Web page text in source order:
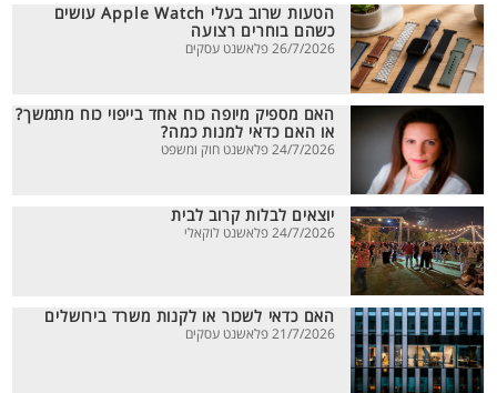
הטעות שרוב בעלי Apple Watch עושים
כשהם בוחרים רצועה
26/7/2026 פלאשנט עסקים
האם מספיק מיופה כוח אחד בייפוי כוח מתמשך?
או האם כדאי למנות כמה?
24/7/2026 פלאשנט חוק ומשפט
יוצאים לבלות קרוב לבית
24/7/2026 פלאשנט לוקאלי
האם כדאי לשכור או לקנות משרד בירושלים
21/7/2026 פלאשנט עסקים